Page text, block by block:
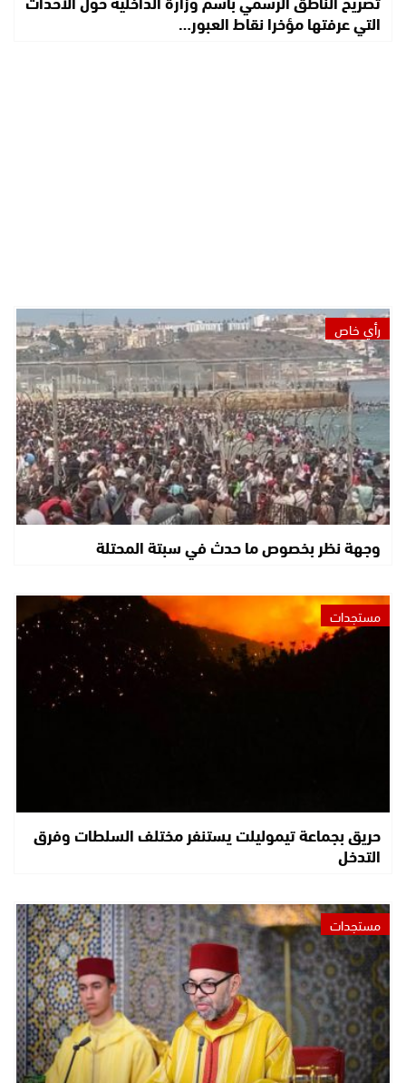
التي عرفتها مؤخرا نقاط العبور…
رأي خاص
وجهة نظر بخصوص ما حدث في سبتة المحتلة
مستجدات
حريق بجماعة تيموليلت يستنفر مختلف السلطات وفرق
التدخل
مستجدات